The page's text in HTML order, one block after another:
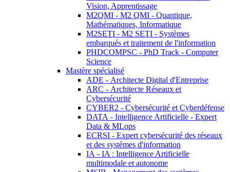
Vision, Apprentissage
M2QMI - M2 QMI - Quantique,
Mathématiques, Informatique
M2SETI - M2 SETI - Systèmes
embarqués et traitement de l'information
PHDCOMPSC - PhD Track - Computer
Science
Mastère spécialisé
ADE - Architecte Digital d'Entreprise
ARC - Architecte Réseaux et
Cybersécurité
CYBER2 - Cybersécurité et Cyberdéfense
DATA - Intelligence Artificielle - Expert
Data & MLops
ECRSI - Expert cybersécurité des réseaux
et des systèmes d'information
IA - IA : Intelligence Artificielle
multimodale et autonome